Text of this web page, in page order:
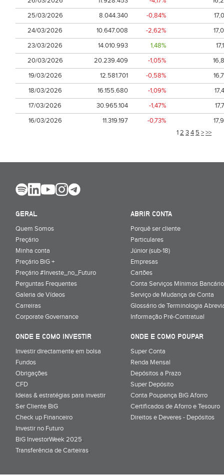
12 34 5 >>>
25/03/2026
8.044.340 -0,84%
24/03/2026
10.647.008 -2,62%
23/03/2026
14.010.993 1,48%
20/03/2026
20.239.409 -1,05%
19/03/2026
12.581.701 -0,58%
18/03/2026
16.155.680 -1,09%
17/03/2026
30.965.104 -1,47%
16/03/2026
11.319.197 -0,73%
GERAL
Quem Somos
Preçário
Minha conta
Preçário BiG +
Preçário #Investe_no_Futuro
Perguntas Frequentes
Galeria de Vídeos
Carreiras
Corporate Governance
ABRIR CONTA
Porquê ser cliente
Particulares
Júnior (sub-18)
Empresas
Cartões
Conta Serviços Mínimos
Serviço de Mudança de Conta
Glossário de Terminologia
Informação Pré-Contratual
ONDE E COMO INVESTIR
Investir directamente em bolsa
Fundos
Obrigações
CFD
Ideias & estratégias para investir
Ser Cliente BiG
Check up Financeiro
Investir no Futuro
BiG InvestorWeek 2025;
Transferência de Carteiras;
ONDE E COMO POUPAR
Super Conta
Renda Mensal
Depósitos a Prazo
Super Depósito
Conta Poupança BiG Aforro
Certificados de Aforro e Tesouro
Direitos e Deveres - Depósitos